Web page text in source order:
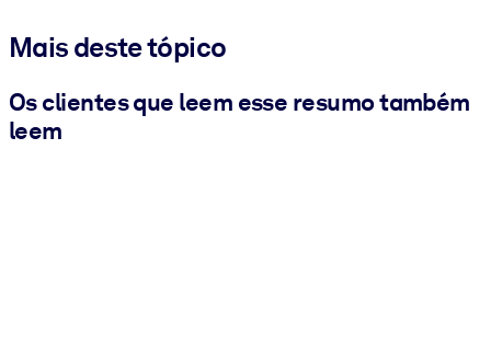
Mais deste tópico
Os clientes que leem esse resumo também
leem